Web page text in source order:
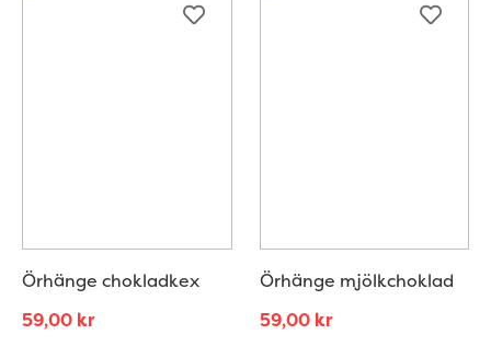
Örhänge chokladkex
59,00 kr
Örhänge mjölkchoklad
59,00 kr